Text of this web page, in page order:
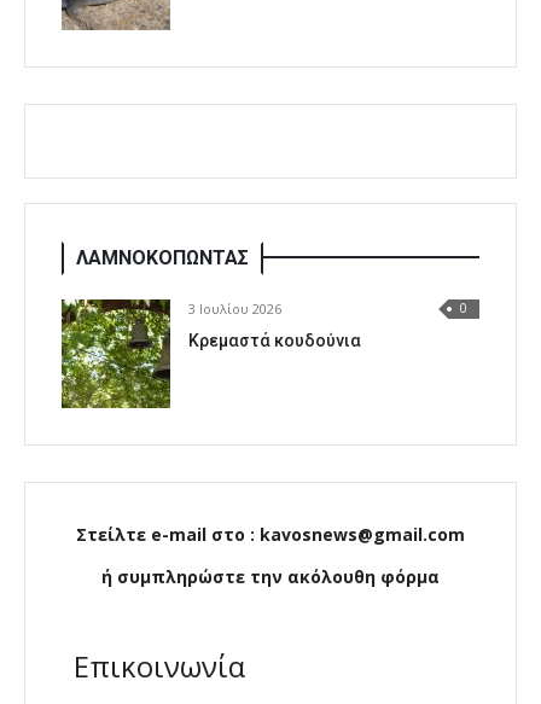
ΛΑΜΝΟΚΟΠΩΝΤΑΣ
3 Ιουλίου 2026 0
Κρεμαστά κουδούνια
Στείλτε e-mail στο : kavosnews@gmail.com
ή συμπληρώστε την ακόλουθη φόρμα
Επικοινωνία